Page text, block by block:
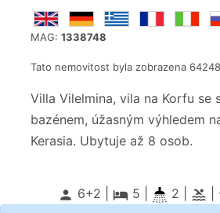
MAG: 1338748
Tato nemovitost byla zobrazena
Villa Vilelmina, vila na Korfu se
bazénem, úžasným výhledem
Kerasia. Ubytuje až 8 osob.
person 6+2 | local_hotel 5 2 | pool